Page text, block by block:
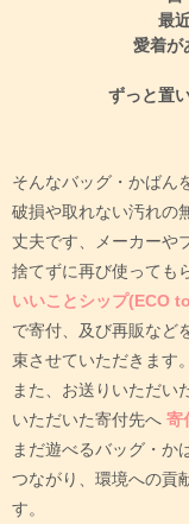
最
愛着が
ずっと置
そんなバッグ・かばん
破損や取れない汚れの
丈夫です、メーカーや
捨てずに再び使っても
いいことシップ(ECO
で寄付、及び再販など
束させていただきます。
また、お送りいただい
いただいた寄付先へ 寄
まだ遊べるバッグ・か
つながり、環境への貢
す。